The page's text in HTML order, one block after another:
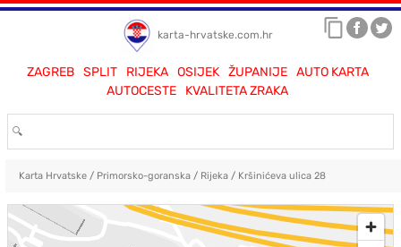
karta-hrvatske.com.hr
ZAGREB SPLIT RIJEKA OSIJEK ŽUPANIJE
AUTO KARTA
AUTOCESTE
KVALITETA ZRAKA
Karta Hrvatske/ Primorsko-goranska/ Rijeka/ Kršinićeva ulica 28